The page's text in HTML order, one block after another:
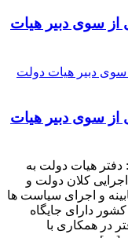
از سوی دبیر هیات
از سوی دبیر هیات
هیات دولت به
کلان دولت و
و اجرای سیاست ها
دارای جایگاه
در همکاری با